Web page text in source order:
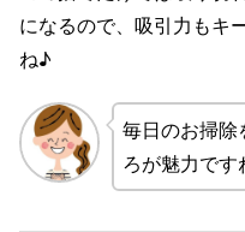
になるので、吸引力もキ
ね♪
毎日のお掃除
ろが魅力です